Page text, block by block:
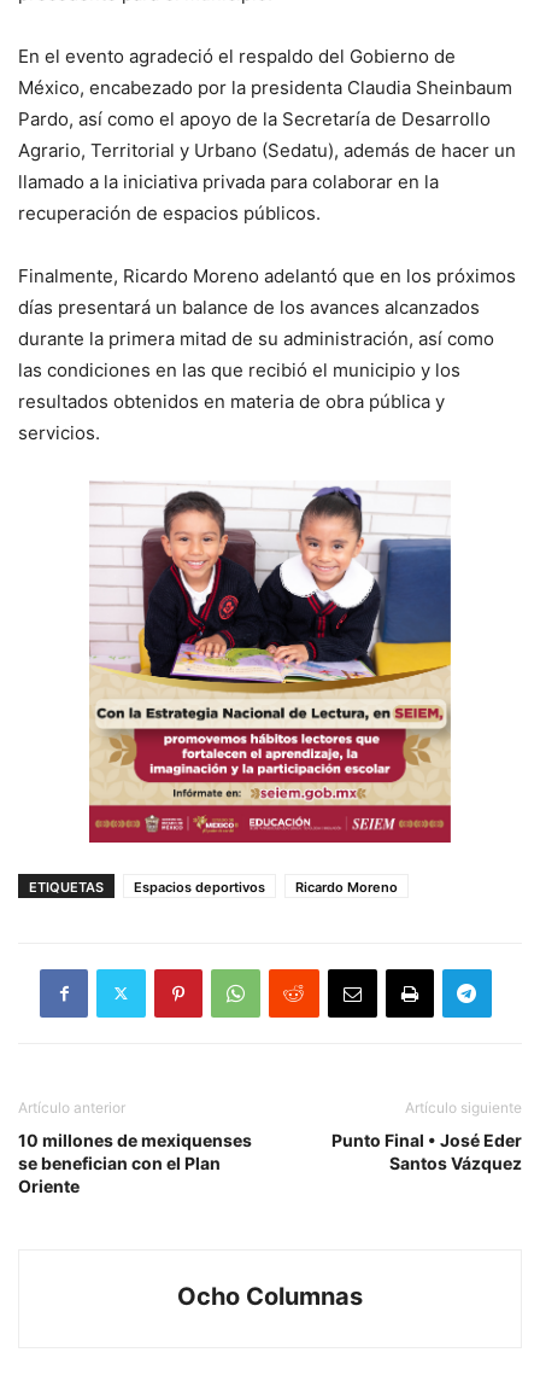
En el evento agradeció el respaldo del Gobierno de
México, encabezado por la presidenta Claudia Sheinbaum
Pardo, así como el apoyo de la Secretaría de Desarrollo
Agrario, Territorial y Urbano (Sedatu), además de hacer un
llamado a la iniciativa privada para colaborar en la
recuperación de espacios públicos.
Finalmente, Ricardo Moreno adelantó que en los próximos
días presentará un balance de los avances alcanzados
durante la primera mitad de su administración, así como
las condiciones en las que recibió el municipio y los
resultados obtenidos en materia de obra pública y
servicios.
ETIQUETAS Espacios deportivos Ricardo Moreno
Artículo anterior
10 millones de mexiquenses
se benefician con el Plan
Oriente
Artículo siguiente
Punto Final • José Eder
Santos Vázquez
Ocho Columnas